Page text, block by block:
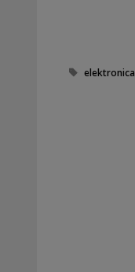
Tags
elektronica